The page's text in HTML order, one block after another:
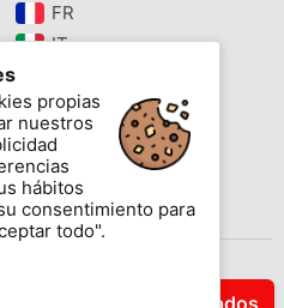
Filtrar Resultados
FR‎
IT‎
PL‎
PT‎
propias
nuestros
hábitos
consentimiento para
todo".
de anuncios gratis.